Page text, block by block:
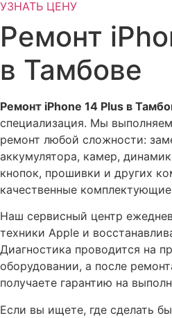
УЗНАТЬ ЦЕНУ
Ремонт
в Тамбове
Ремонт iPhone 14 Plus в
специализация. Мы
ремонт любой сложности:
аккумулятора, камер,
кнопок, прошивки и других
качественные
Наш сервисный центр
техники Apple и
Диагностика проводится на
оборудовании, а после
получаете гарантию на
Если вы ищете, где сделать